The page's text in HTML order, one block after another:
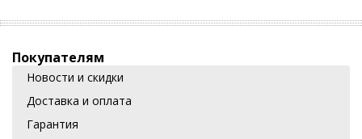
Покупателям
Новости и скидки
Доставка и оплата
Гарантия